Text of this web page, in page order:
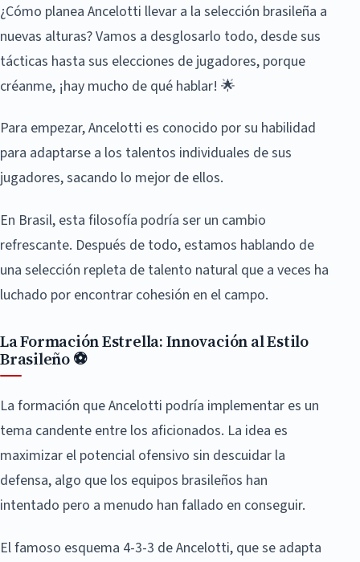
¿Cómo planea Ancelotti llevar a la selección brasileña a
nuevas alturas? Vamos a desglosarlo todo, desde sus
tácticas hasta sus elecciones de jugadores, porque
créanme, ¡hay mucho de qué hablar! 🌟
Para empezar, Ancelotti es conocido por su habilidad
para adaptarse a los talentos individuales de sus
jugadores, sacando lo mejor de ellos.
En Brasil, esta filosofía podría ser un cambio
refrescante. Después de todo, estamos hablando de
una selección repleta de talento natural que a veces ha
luchado por encontrar cohesión en el campo.
La Formación Estrella: Innovación al Estilo
Brasileño ⚽
La formación que Ancelotti podría implementar es un
tema candente entre los aficionados. La idea es
maximizar el potencial ofensivo sin descuidar la
defensa, algo que los equipos brasileños han
intentado pero a menudo han fallado en conseguir.
El famoso esquema 4-3-3 de Ancelotti, que se adapta